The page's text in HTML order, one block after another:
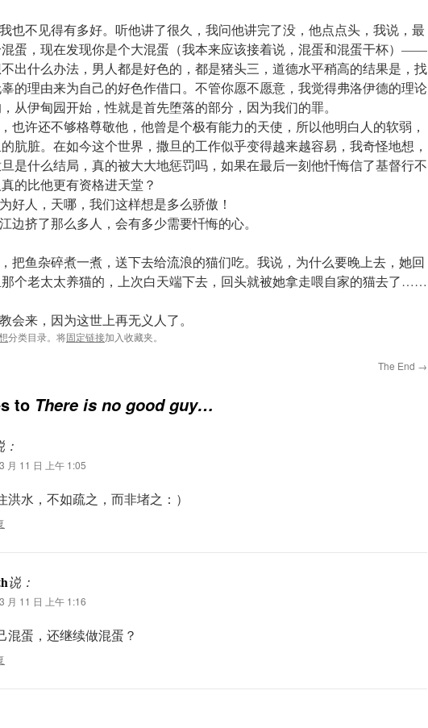
不见得有多好。听他讲了很久，我问他讲完了没，他点点头，我说，最
蛋，现在发现你是个大混蛋（我本来应该接着说，混蛋和混蛋干杯）——
出什么办法，男人都是好色的，都是猪头三，道德水平稍高的结果是，找
的理由来为自己的好色作借口。不管你愿不愿意，我觉得弗洛伊德的理论
从伊甸园开始，性就是首先堕落的部分，因为我们的罪。
许还不够格尊敬他，他曾是个极有能力的天使，所以他明白人的软弱，
肮脏。在如今这个世界，撒旦的工作似乎变得越来越容易，我奇怪地想，
是什么结局，真的被大大地惩罚吗，如果在最后一刻他忏悔信了基督行不
的比他更有资格进天堂？
人，天哪，我们这样想是多么骄傲！
挤了那么多人，会有多少需要忏悔的心。
鱼杂碎煮一煮，送下去给流浪的猫们吃。我说，为什么要晚上去，她回
个老太太养猫的，上次白天端下去，回头就被她拿走喂自家的猫去了……
会来，因为这世上再无义人了。
分类目录。将固定链接加入收藏夹。
The End →
to There is no good guy…
：
月 11 日 上午 1:05
洪水，不如疏之，而非堵之：）
说：
月 11 日 上午 1:16
混蛋，还继续做混蛋？